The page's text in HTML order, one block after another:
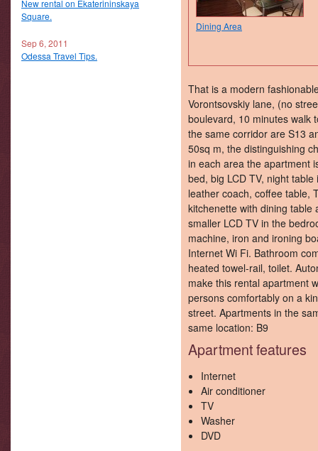
New rental on Ekaterininskaya
Square.
Sep 6, 2011
Odessa Travel Tips.
Dining Area
Living Area
Sleeping Area
That is a modern
Vorontsovskiy lane, (no
boulevard, 10 minutes walk
the same corridor are S13
50sq m, the distinguishing
in each area the apartment
bed, big LCD TV, night
leather coach, coffee table,
kitchenette with dining table
smaller LCD TV in the
machine, iron and ironing
Internet Wi Fi. Bathroom
heated towel-rail, toilet.
make this rental apartment
persons comfortably on a
street. Apartments in the
same location: B9
Apartment features
Internet
Air conditioner
TV
Washer
DVD